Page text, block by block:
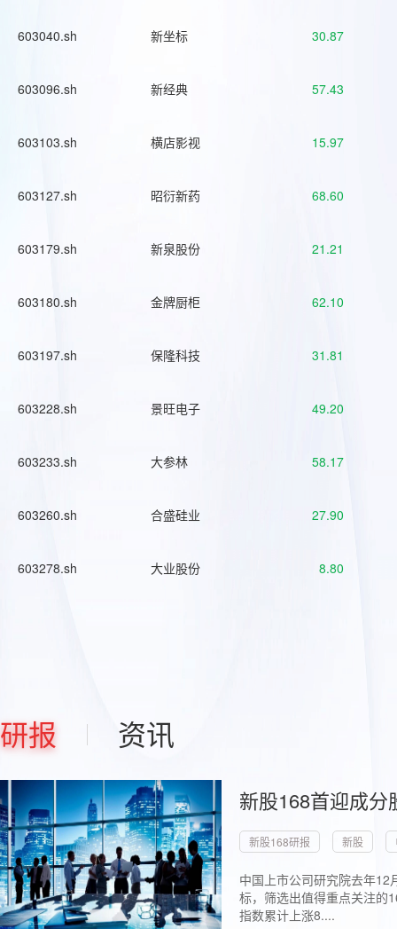
603040.sh 新坐标 30.87
603096.sh 新经典 57.43
603103.sh 横店影视 15.97
603127.sh 昭衍新药 68.60
603179.sh 新泉股份 21.21
603180.sh 金牌厨柜 62.10
603197.sh 保隆科技 31.81
603228.sh 景旺电子 49.20
603233.sh 大参林 58.17
603260.sh 合盛硅业 27.90
603278.sh 大业股份 8.80
研报 资讯
新股168首迎成
新股168研报 新股
中国上市公司研究院去年
标，筛选出值得重点关注的
指数累计上涨8....